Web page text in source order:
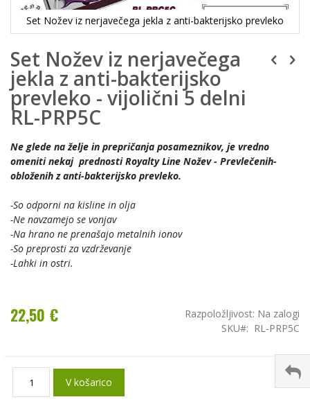
Set Nožev iz nerjavečega jekla z anti-bakterijsko prevleko
Set Nožev iz nerjavečega
jekla z anti-bakterijsko
prevleko - vijolični 5 delni
RL-PRP5C
Ne glede na želje in prepričanja posameznikov, je vredno
omeniti nekaj prednosti Royalty Line Nožev - Prevlečenih-
obloženih z anti-bakterijsko prevleko.
-So odporni na kisline in olja
-Ne navzamejo se vonjav
-Na hrano ne prenašajo metalnih ionov
-So preprosti za vzdrževanje
-Lahki in ostri.
22,50 € Razpoložljivost: Na zalogi
SKU
RL-PRP5C
V košarico